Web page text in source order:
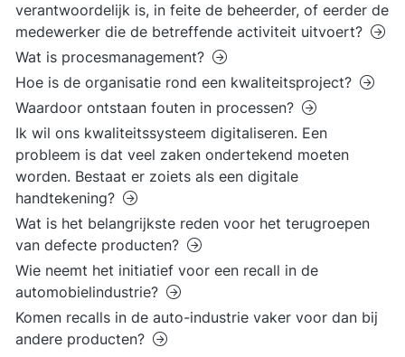
verantwoordelijk is, in feite de beheerder, of eerder de
medewerker die de betreffende activiteit uitvoert?
Wat is procesmanagement?
Hoe is de organisatie rond een kwaliteitsproject?
Waardoor ontstaan fouten in processen?
Ik wil ons kwaliteitssysteem digitaliseren. Een
probleem is dat veel zaken ondertekend moeten
worden. Bestaat er zoiets als een digitale
handtekening?
Wat is het belangrijkste reden voor het terugroepen
van defecte producten?
Wie neemt het initiatief voor een recall in de
automobielindustrie?
Komen recalls in de auto-industrie vaker voor dan bij
andere producten?